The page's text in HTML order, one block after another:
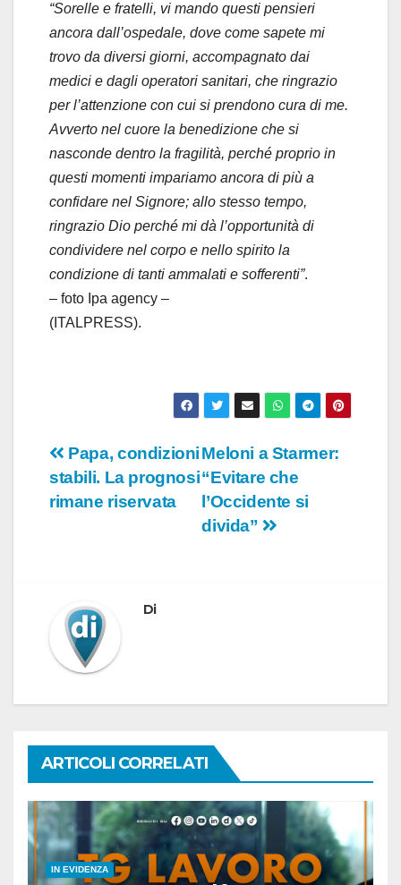
“Sorelle e fratelli, vi mando questi pensieri
ancora dall’ospedale, dove come sapete mi
trovo da diversi giorni, accompagnato dai
medici e dagli operatori sanitari, che ringrazio
per l’attenzione con cui si prendono cura di me.
Avverto nel cuore la benedizione che si
nasconde dentro la fragilità, perché proprio in
questi momenti impariamo ancora di più a
confidare nel Signore; allo stesso tempo,
ringrazio Dio perché mi dà l’opportunità di
condividere nel corpo e nello spirito la
condizione di tanti ammalati e sofferenti”.
– foto Ipa agency –
(ITALPRESS).
Navigazione
articoli
Meloni a Starmer:
“Evitare che
l’Occidente si
divida”
Papa, condizioni
stabili. La prognosi
rimane riservata
Di
ARTICOLI CORRELATI
IN EVIDENZA